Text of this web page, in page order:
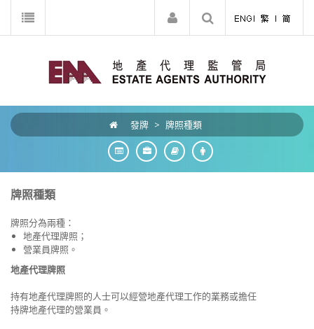
發牌 > 牌照種類
牌照種類
牌照分為兩種：
地產代理牌照；
營業員牌照。
地產代理牌照
持有地產代理牌照的人士可以經營地產代理工作的業務或擔任
持牌地產代理的營業員。